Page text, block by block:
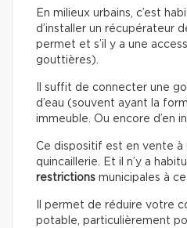
En milieux urbains, c’est
d’installer un récupérateur
permet et s’il y a une
gouttières).
Il suffit de connecter une
d’eau (souvent ayant la
immeuble. Ou encore d’en
Ce dispositif est en vente à
quincaillerie. Et il n’y a
restrictions municipales à
Il permet de réduire votre
potable, particulièrement